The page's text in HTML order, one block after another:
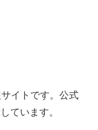
イトです。公式
ています。